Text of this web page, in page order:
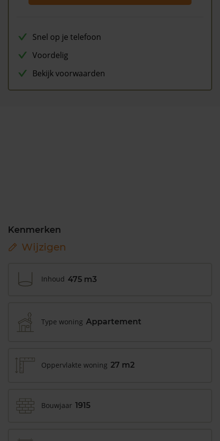
Snel op je telefoon
Voordelig
Bekijk voorwaarden
Kenmerken
Wijzigen
Inhoud 475 m3
Type woning Appartement
Oppervlakte woning 27 m2
Bouwjaar 1915